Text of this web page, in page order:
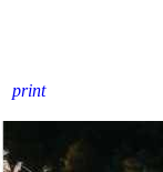
print